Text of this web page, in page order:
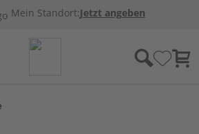
Mein Standort:Jetzt angeben